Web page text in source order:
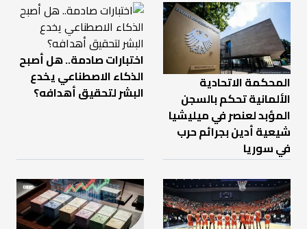
المحكمة الاتحادية
الألمانية تحكم بالسجن
المؤبد لعنصر في ميليشيا
شيعية أدين بجرائم حرب
في سوريا
اختبارات صادمة.. هل أصبح
الذكاء الاصطناعي يخدع
البشر لتحقيق أهدافه؟